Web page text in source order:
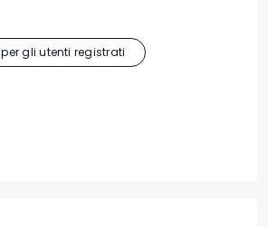
per gli utenti registrati